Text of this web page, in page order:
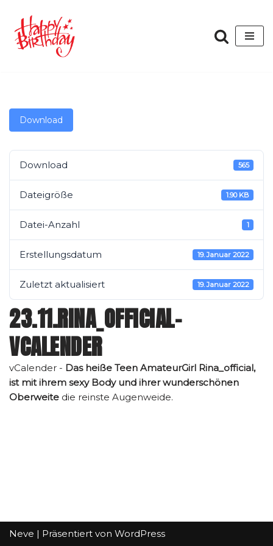
Zum
Inhalt
Download
Download 565
Dateigröße 1.90 KB
Datei-Anzahl 1
Erstellungsdatum 19. Januar 2022
Zuletzt aktualisiert 19. Januar 2022
23.11.RINA_OFFICIAL-
VCALENDER
vCalender - Das heiße Teen AmateurGirl Rina_official,
ist mit ihrem sexy Body und ihrer wunderschönen
Oberweite die reinste Augenweide.
Neve | Präsentiert von WordPress